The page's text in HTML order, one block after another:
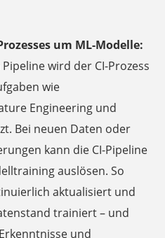
um ML-Modelle:
wird der CI-Prozess
wie
Engineering und
Bei neuen Daten oder
kann die CI-Pipeline
auslösen. So
aktualisiert und
trainiert – und
und